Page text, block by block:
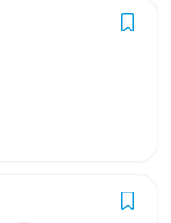
祖父母は特別有給）
祖父母は特別有給）
計算）
等)
計算）